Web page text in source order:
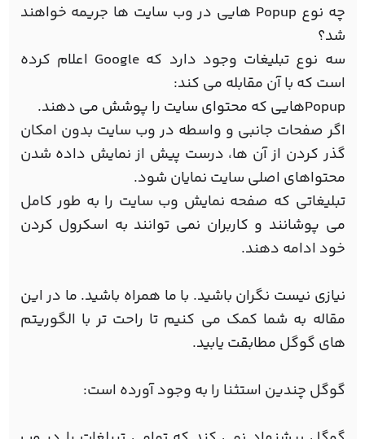
چه نوع Popup هایی در وب سایت ها جریمه خواهند
شد؟
سه نوع تبلیغات وجود دارد که Google اعلام کرده
است که با آن مقابله می کند:
Popupهایی که محتوای سایت را پوشش می دهند.
اگر صفحات جانبی و واسطه در وب سایت بدون امکان
گذر کردن از آن ها، درست پیش از نمایش داده شدن
محتواهای اصلی سایت نمایان شود.
تبلیغاتی که صفحه نمایش وب سایت را به طور کامل
می پوشانند و کاربران نمی توانند به اسکرول کردن
خود ادامه دهند.
نیازی نیست نگران باشید. با ما همراه باشید. ما در این
مقاله به شما کمک می کنیم تا راحت تر با الگوریتم
های گوگل مطابقت یابید.
گوگل چندین استثنا را به وجود آورده است: